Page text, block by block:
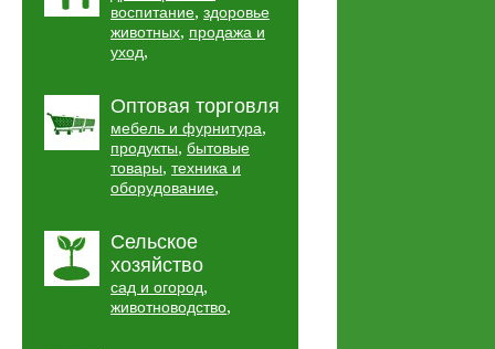
воспитание, здоровье
животных, продажа и
уход,
Оптовая торговля
мебель и фурнитура,
продукты, бытовые
товары, техника и
оборудование,
Сельское
хозяйство
сад и огород,
животноводство,